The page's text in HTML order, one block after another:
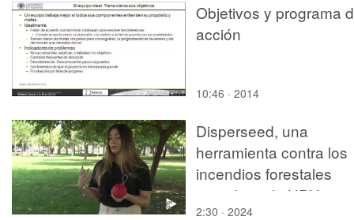
Objetivos y programa
acción
10:46 · 2014
Disperseed, una
herramienta contra los
incendios forestales
surgida en la UPV
2:30 · 2024